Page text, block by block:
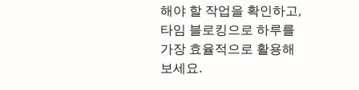
해야 할 작업을 확인하고,
타임 블로킹으로 하루를
가장 효율적으로 활용해
보세요.